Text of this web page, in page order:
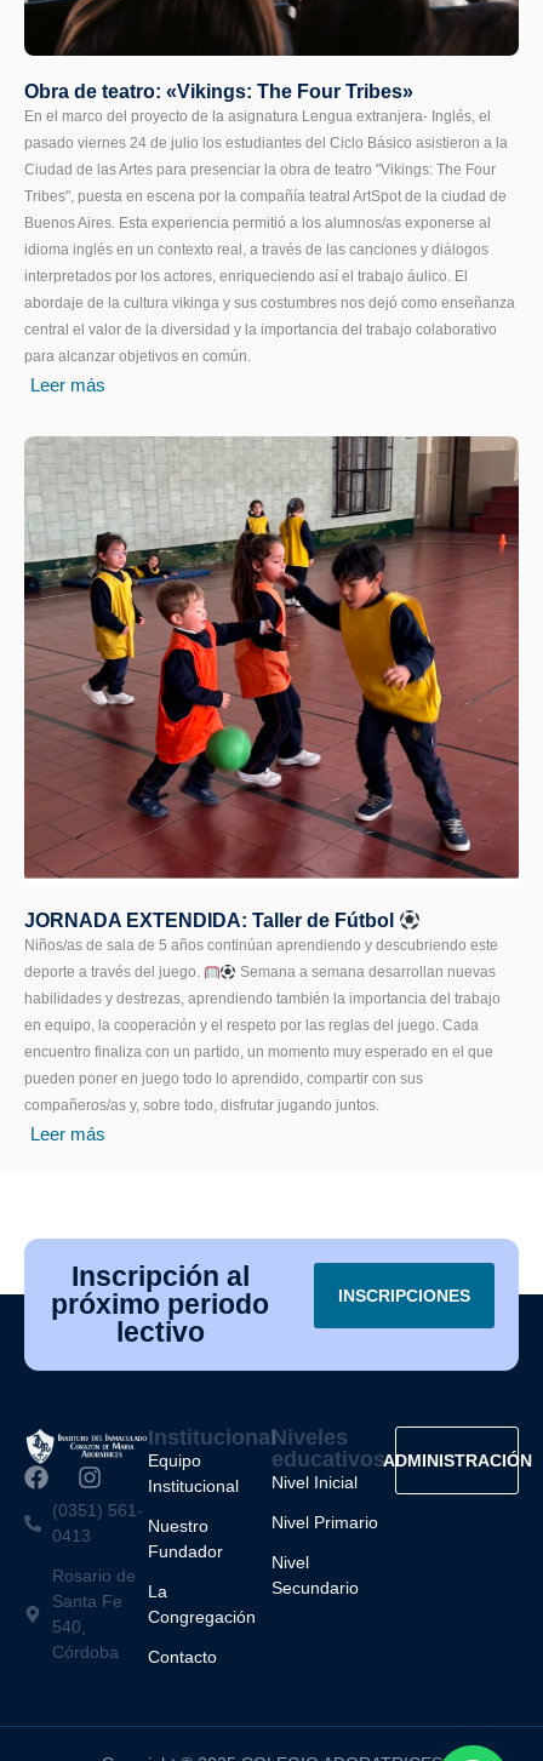
Obra de teatro: «Vikings: The Four Tribes»
En el marco del proyecto de la asignatura Lengua extranjera- Inglés, el
pasado viernes 24 de julio los estudiantes del Ciclo Básico asistieron a la
Ciudad de las Artes para presenciar la obra de teatro "Vikings: The Four
Tribes", puesta en escena por la compañía teatral ArtSpot de la ciudad de
Buenos Aires. Esta experiencia permitió a los alumnos/as exponerse al
idioma inglés en un contexto real, a través de las canciones y diálogos
interpretados por los actores, enriqueciendo así el trabajo áulico. El
abordaje de la cultura vikinga y sus costumbres nos dejó como enseñanza
central el valor de la diversidad y la importancia del trabajo colaborativo
para alcanzar objetivos en común.
Leer más
JORNADA EXTENDIDA: Taller de Fútbol
Niños/as de sala de 5 años continúan aprendiendo y descubriendo este
deporte a través del juego.
Semana a semana desarrollan nuevas
habilidades y destrezas, aprendiendo también la importancia del trabajo
en equipo, la cooperación y el respeto por las reglas del juego. Cada
encuentro finaliza con un partido, un momento muy esperado en el que
pueden poner en juego todo lo aprendido, compartir con sus
compañeros/as y, sobre todo, disfrutar jugando juntos.
Leer más
Inscripción al
próximo periodo
lectivo
INSCRIPCIONES
(0351) 561-
0413
Rosario de
Santa Fe
540,
Córdoba
Institucional
Equipo
Institucional
Nuestro
Fundador
La
Congregación
Contacto
Niveles
educativos
Nivel Inicial
Nivel Primario
Nivel
Secundario
ADMINISTRACIÓN